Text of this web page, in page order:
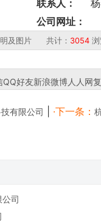
联系人：
杨
请
公司网址：
明及图片 共计： 3054
QQ好友新浪微博人人网
享到：
有限公司 ·下一条：
司